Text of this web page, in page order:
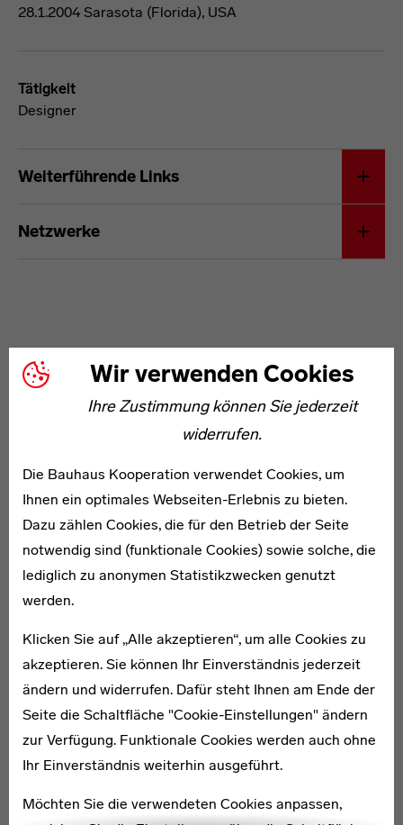
Wir verwenden Cookies
Ihre Zustimmung können Sie jederzeit
widerrufen.
Die Bauhaus Kooperation verwendet Cookies, um
Ihnen ein optimales Webseiten-Erlebnis zu bieten.
Dazu zählen Cookies, die für den Betrieb der Seite
notwendig sind (funktionale Cookies) sowie solche, die
lediglich zu anonymen Statistikzwecken genutzt
werden.
Klicken Sie auf „Alle akzeptieren“, um alle Cookies zu
akzeptieren. Sie können Ihr Einverständnis jederzeit
ändern und widerrufen. Dafür steht Ihnen am Ende der
Seite die Schaltfläche "Cookie-Einstellungen" ändern
zur Verfügung. Funktionale Cookies werden auch ohne
Ihr Einverständnis weiterhin ausgeführt.
Möchten Sie die verwendeten Cookies anpassen,
28.1.2004 Sarasota (Florida), USA
Tätigkeit
Designer
Weiterführende Links
Netzwerke
Werner Jackson
1904–1984
Lis Beyer-Volger
1906–1973
Beyer schuf eines der wenigen Kleidungsstücke am
Bauhaus: Ein geometrisch geschnittenes Kleid in
verschiedenen Blautönen, das knapp über dem Knie